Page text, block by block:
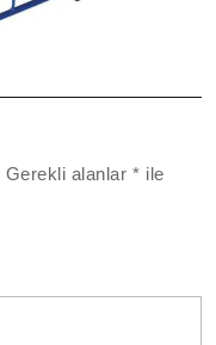
Gerekli alanlar* ile